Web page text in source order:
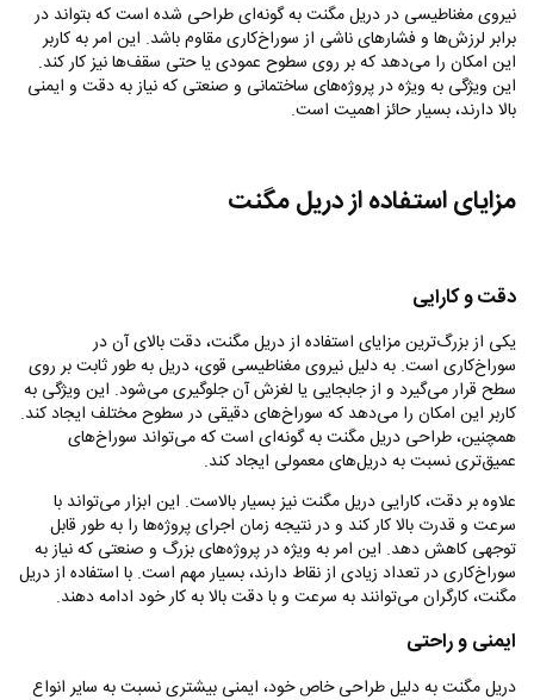
نیروی مغناطیسی در دریل مگنت به گونه‌ای طراحی شده است که بتواند در
برابر لرزش‌ها و فشارهای ناشی از سوراخ‌کاری مقاوم باشد. این امر به کاربر
این امکان را می‌دهد که بر روی سطوح عمودی یا حتی سقف‌ها نیز کار کند.
این ویژگی به ویژه در پروژه‌های ساختمانی و صنعتی که نیاز به دقت و ایمنی
بالا دارند، بسیار حائز اهمیت است.
مزایای استفاده از دریل مگنت
دقت و کارایی
یکی از بزرگ‌ترین مزایای استفاده از دریل مگنت، دقت بالای آن در
سوراخ‌کاری است. به دلیل نیروی مغناطیسی قوی، دریل به طور ثابت بر روی
سطح قرار می‌گیرد و از جابجایی یا لغزش آن جلوگیری می‌شود. این ویژگی به
کاربر این امکان را می‌دهد که سوراخ‌های دقیقی در سطوح مختلف ایجاد کند.
همچنین، طراحی دریل مگنت به گونه‌ای است که می‌تواند سوراخ‌های
عمیق‌تری نسبت به دریل‌های معمولی ایجاد کند.
علاوه بر دقت، کارایی دریل مگنت نیز بسیار بالاست. این ابزار می‌تواند با
سرعت و قدرت بالا کار کند و در نتیجه زمان اجرای پروژه‌ها را به طور قابل
توجهی کاهش دهد. این امر به ویژه در پروژه‌های بزرگ و صنعتی که نیاز به
سوراخ‌کاری در تعداد زیادی از نقاط دارند، بسیار مهم است. با استفاده از دریل
مگنت، کارگران می‌توانند به سرعت و با دقت بالا به کار خود ادامه دهند.
ایمنی و راحتی
دریل مگنت به دلیل طراحی خاص خود، ایمنی بیشتری نسبت به سایر انواع